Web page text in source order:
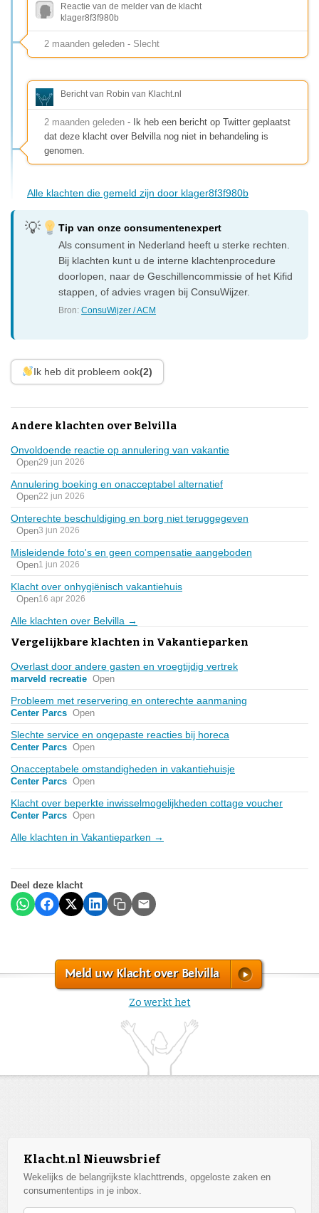
Reactie van de melder van de klacht
klager8f3f980b
2 maanden geleden - Slecht
Bericht van Robin van Klacht.nl
2 maanden geleden - Ik heb een bericht op Twitter geplaatst
dat deze klacht over Belvilla nog niet in behandeling is
genomen.
Alle klachten die gemeld zijn door klager8f3f980b
Tip van onze consumentenexpert
Als consument in Nederland heeft u sterke rechten.
Bij klachten kunt u de interne klachtenprocedure
doorlopen, naar de Geschillencommissie of het Kifid
stappen, of advies vragen bij ConsuWijzer.
Bron:ConsuWijzer / ACM
Ik heb dit probleem ook(2)
Andere klachten over Belvilla
Onvoldoende reactie op annulering van vakantie
Open29 jun 2026
Annulering boeking en onacceptabel alternatief
Open22 jun 2026
Onterechte beschuldiging en borg niet teruggegeven
Open3 jun 2026
Misleidende foto's en geen compensatie aangeboden
Open1 jun 2026
Klacht over onhygiënisch vakantiehuis
Open16 apr 2026
Alle klachten over Belvilla →
Vergelijkbare klachten in Vakantieparken
Overlast door andere gasten en vroegtijdig vertrek
marveld recreatie Open
Probleem met reservering en onterechte aanmaning
Center Parcs Open
Slechte service en ongepaste reacties bij horeca
Center Parcs Open
Onacceptabele omstandigheden in vakantiehuisje
Center Parcs Open
Klacht over beperkte inwisselmogelijkheden cottage voucher
Center Parcs Open
Alle klachten in Vakantieparken →
Deel deze klacht
Meld uw Klacht over Belvilla
Zo werkt het
Klacht.nl Nieuwsbrief
Wekelijks de belangrijkste klachttrends, opgeloste zaken en
consumententips in je inbox.